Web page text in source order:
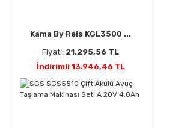
Kama By Reis KGL3500 ...
Fiyat : 21.295,56 TL
İndirimli 13.946,46 TL